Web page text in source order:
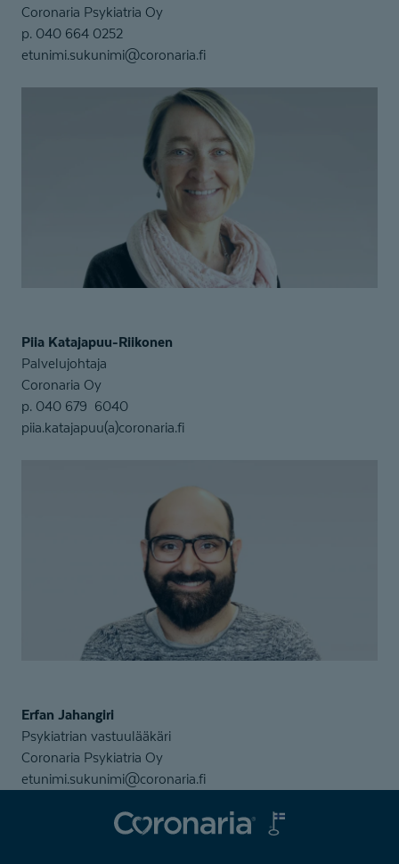
Coronaria Psykiatria Oy
p. 040 664 0252
etunimi.sukunimi@coronaria.fi
Piia Katajapuu-Riikonen
Palvelujohtaja
Coronaria Oy
p. 040 679 6040
piia.katajapuu(a)coronaria.fi
Erfan Jahangiri
Psykiatrian vastuulääkäri
Coronaria Psykiatria Oy
etunimi.sukunimi@coronaria.fi
Coronaria